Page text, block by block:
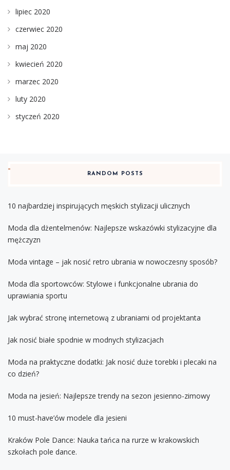
lipiec 2020
czerwiec 2020
maj 2020
kwiecień 2020
marzec 2020
luty 2020
styczeń 2020
RANDOM POSTS
10 najbardziej inspirujących męskich stylizacji ulicznych
Moda dla dżentelmenów: Najlepsze wskazówki stylizacyjne dla
mężczyzn
Moda vintage – jak nosić retro ubrania w nowoczesny sposób?
Moda dla sportowców: Stylowe i funkcjonalne ubrania do
uprawiania sportu
Jak wybrać stronę internetową z ubraniami od projektanta
Jak nosić białe spodnie w modnych stylizacjach
Moda na praktyczne dodatki: Jak nosić duże torebki i plecaki na
co dzień?
Moda na jesień: Najlepsze trendy na sezon jesienno-zimowy
10 must-have’ów modele dla jesieni
Kraków Pole Dance: Nauka tańca na rurze w krakowskich
szkołach pole dance.